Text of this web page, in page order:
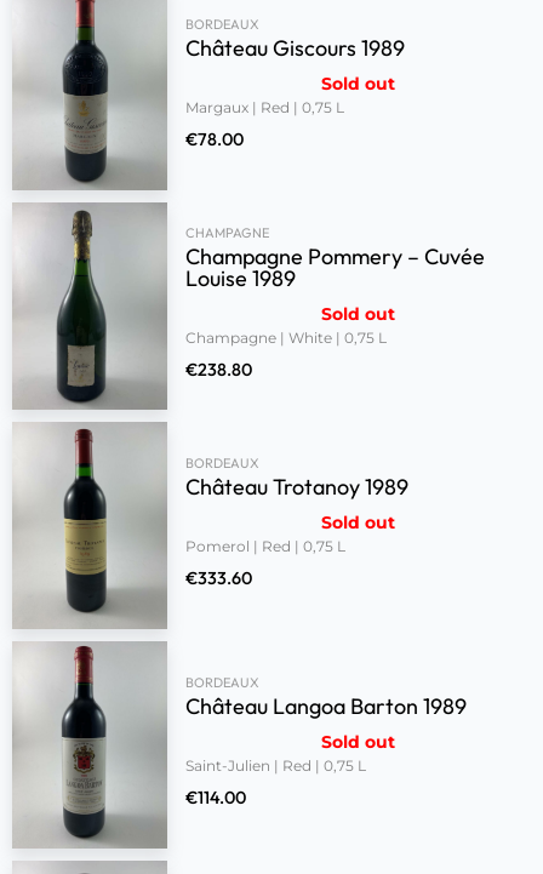
BORDEAUX
Château Giscours 1989
Sold out
Margaux | Red | 0,75 L
€78.00
CHAMPAGNE
Champagne Pommery – Cuvée
Louise 1989
Sold out
Champagne | White | 0,75 L
€238.80
BORDEAUX
Château Trotanoy 1989
Sold out
Pomerol | Red | 0,75 L
€333.60
BORDEAUX
Château Langoa Barton 1989
Sold out
Saint-Julien | Red | 0,75 L
€114.00